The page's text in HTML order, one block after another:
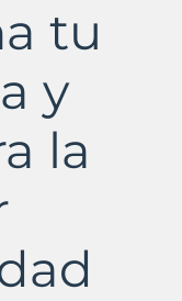
tu
y
la